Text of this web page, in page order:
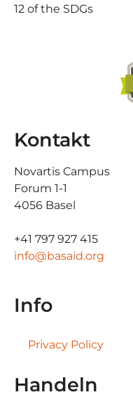
12 of the SDGs
Kontakt
Novartis Campus
Forum 1-1
4056 Basel
+41 797 927 415
info@basaid.org
Info
Privacy Policy
Handeln